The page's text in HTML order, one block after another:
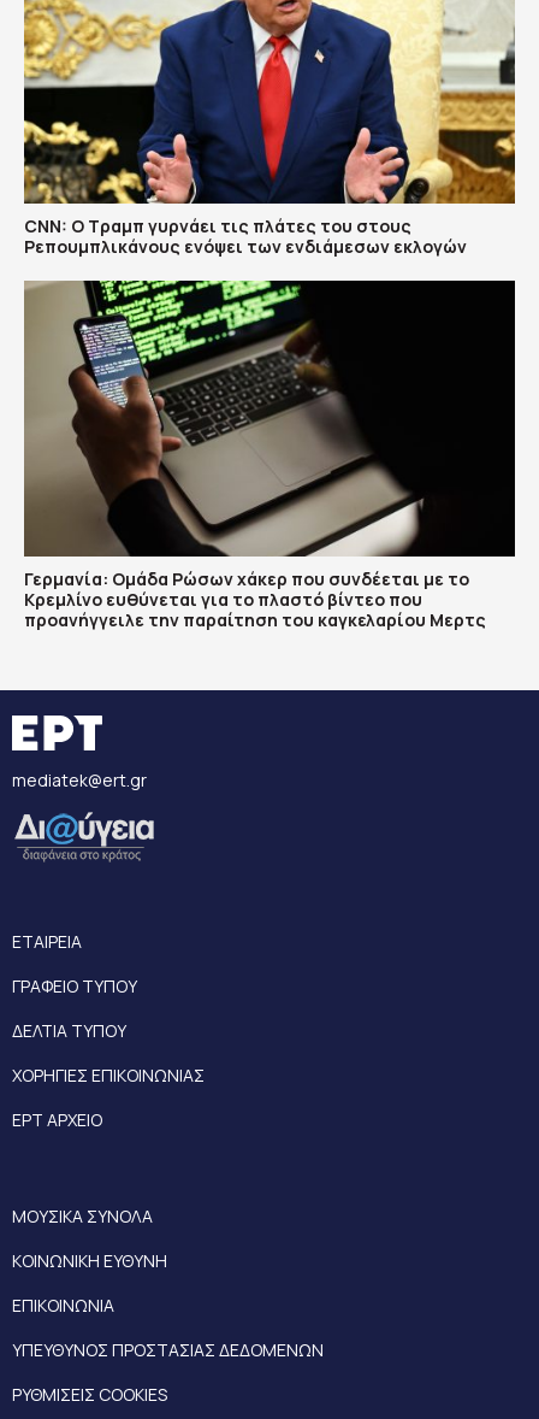
CNN: Ο Τραμπ γυρνάει τις πλάτες του στους
Ρεπουμπλικάνους ενόψει των ενδιάμεσων εκλογών
Γερμανία: Ομάδα Ρώσων χάκερ που συνδέεται με το
Κρεμλίνο ευθύνεται για το πλαστό βίντεο που
προανήγγειλε την παραίτηση του καγκελαρίου Μερτς
mediatek@ert.gr
ΕΤΑΙΡΕΙΑ
ΓΡΑΦΕΙΟ ΤΥΠΟΥ
ΔΕΛΤΙΑ ΤΥΠΟΥ
ΧΟΡΗΓΙΕΣ ΕΠΙΚΟΙΝΩΝΙΑΣ
ΕΡΤ ΑΡΧΕΙΟ
ΜΟΥΣΙΚΑ ΣΥΝΟΛΑ
ΚΟΙΝΩΝΙΚΗ ΕΥΘΥΝΗ
ΕΠΙΚΟΙΝΩΝΙΑ
ΥΠΕΥΘΥΝΟΣ ΠΡΟΣΤΑΣΙΑΣ ΔΕΔΟΜΕΝΩΝ
ΡΥΘΜΙΣΕΙΣ COOKIES